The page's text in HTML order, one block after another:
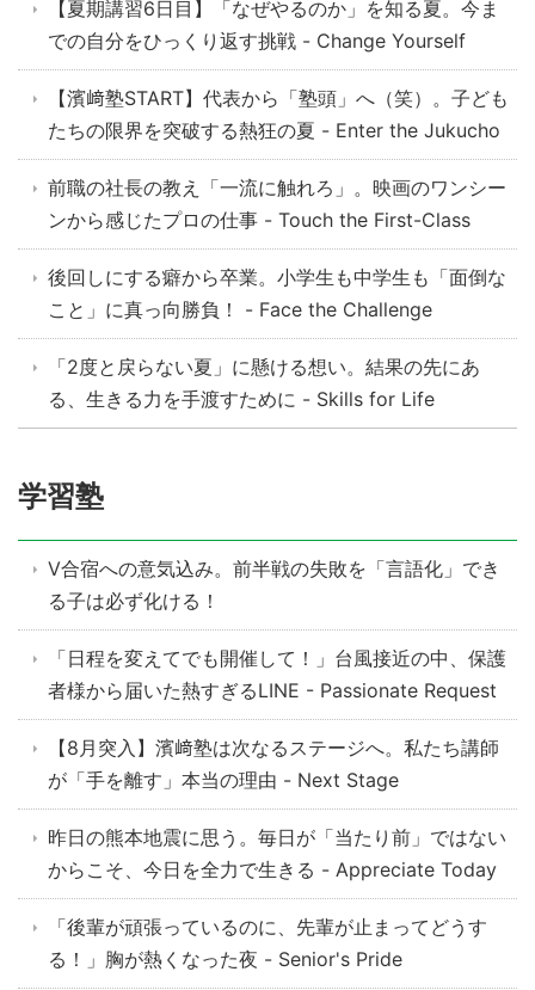
【夏期講習6日目】「なぜやるのか」を知る夏。今ま
での自分をひっくり返す挑戦 - Change Yourself
【濱﨑塾START】代表から「塾頭」へ（笑）。子ども
たちの限界を突破する熱狂の夏 - Enter the Jukucho
前職の社長の教え「一流に触れろ」。映画のワンシー
ンから感じたプロの仕事 - Touch the First-Class
後回しにする癖から卒業。小学生も中学生も「面倒な
こと」に真っ向勝負！ - Face the Challenge
「2度と戻らない夏」に懸ける想い。結果の先にあ
る、生きる力を手渡すために - Skills for Life
学習塾
V合宿への意気込み。前半戦の失敗を「言語化」でき
る子は必ず化ける！
「日程を変えてでも開催して！」台風接近の中、保護
者様から届いた熱すぎるLINE - Passionate Request
【8月突入】濱﨑塾は次なるステージへ。私たち講師
が「手を離す」本当の理由 - Next Stage
昨日の熊本地震に思う。毎日が「当たり前」ではない
からこそ、今日を全力で生きる - Appreciate Today
「後輩が頑張っているのに、先輩が止まってどうす
る！」胸が熱くなった夜 - Senior's Pride